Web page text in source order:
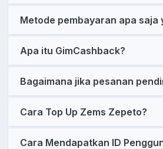
Metode pembayaran apa saja
Apa itu GimCashback?
Bagaimana jika pesanan
Cara Top Up Zems Zepeto?
Cara Mendapatkan ID